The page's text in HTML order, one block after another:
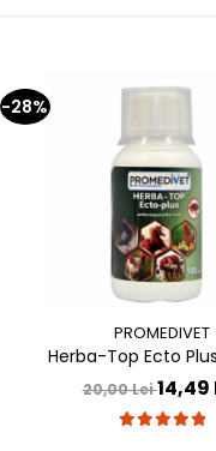
-28%
PROMEDIVET
Herba-Top Ecto
20,00 Lei14,49